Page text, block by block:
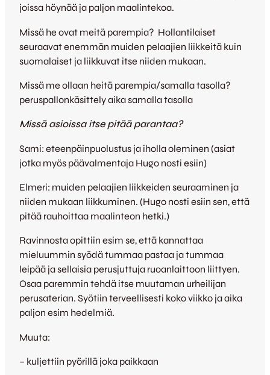
joissa höynää ja paljon maalintekoa.
Missä he ovat meitä parempia? Hollantilaiset
seuraavat enemmän muiden pelaajien liikkeitä kuin
suomalaiset ja liikkuvat itse niiden mukaan.
Missä me ollaan heitä parempia/samalla tasolla?
peruspallonkäsittely aika samalla tasolla
Missä asioissa itse pitää parantaa?
Sami: eteenpäinpuolustus ja iholla oleminen (asiat
jotka myös päävalmentaja Hugo nosti esiin)
Elmeri: muiden pelaajien liikkeiden seuraaminen ja
niiden mukaan liikkuminen. (Hugo nosti esiin sen, että
pitää rauhoittaa maalinteon hetki.)
Ravinnosta opittiin esim se, että kannattaa
mieluummin syödä tummaa pastaa ja tummaa
leipää ja sellaisia perusjuttuja ruoanlaittoon liittyen.
Osaa paremmin tehdä itse muutaman urheilijan
perusaterian. Syötiin terveellisesti koko viikko ja aika
paljon esim hedelmiä.
Muuta:
– kuljettiin pyörillä joka paikkaan